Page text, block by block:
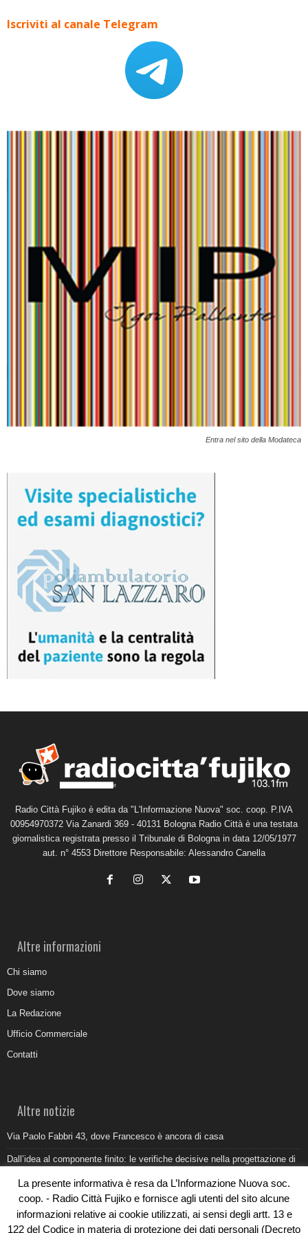
Iscriviti al canale Telegram
Entra nel sito della Modateca
Radio Città Fujiko è edita da "L'Informazione Nuova" soc. coop. P.IVA
00954970372 Via Zanardi 369 - 40131 Bologna Radio Città è una testata
giornalistica registrata presso il Tribunale di Bologna in data 12/05/1977
aut. n° 4553 Direttore Responsabile: Alessandro Canella
Altre informazioni
Chi siamo
Dove siamo
La Redazione
Ufficio Commerciale
Contatti
Altre notizie
Via Paolo Fabbri 43, dove Francesco è ancora di casa
Dall’idea al componente finito: le verifiche decisive nella progettazione di
Belvedere Marittimo e il report ARPACAL 2026 sulla qualità del mare
Come organizzare e allestire una camera ardente per l’ultimo saluto
La presente informativa è resa da L’Informazione Nuova soc.
coop. - Radio Città Fujiko e fornisce agli utenti del sito alcune
informazioni relative ai cookie utilizzati, ai sensi degli artt. 13 e
122 del Codice in materia di protezione dei dati personali (Decreto